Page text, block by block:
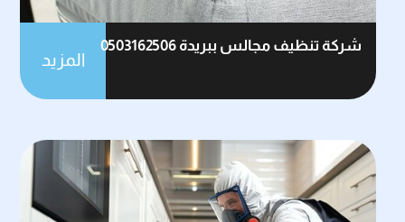
شركة تنظيف مجالس ببريدة 0503162506
المزيد